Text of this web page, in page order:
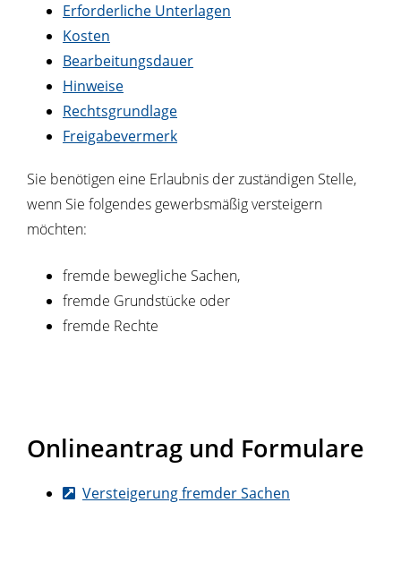
Erforderliche Unterlagen
Kosten
Bearbeitungsdauer
Hinweise
Rechtsgrundlage
Freigabevermerk
Sie benötigen eine Erlaubnis der zuständigen Stelle,
wenn Sie folgendes gewerbsmäßig versteigern
möchten:
fremde bewegliche Sachen,
fremde Grundstücke oder
fremde Rechte
Onlineantrag und Formulare
Versteigerung fremder Sachen